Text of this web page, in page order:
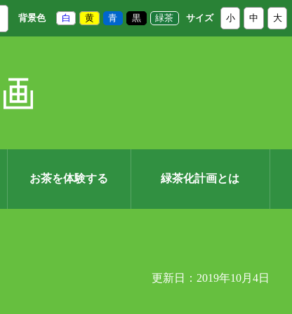
背景色 白 黄 青 黒 緑茶 サイズ 小 中 大
お茶を体験する 緑茶化計画とは
更新日：2019年10月4日